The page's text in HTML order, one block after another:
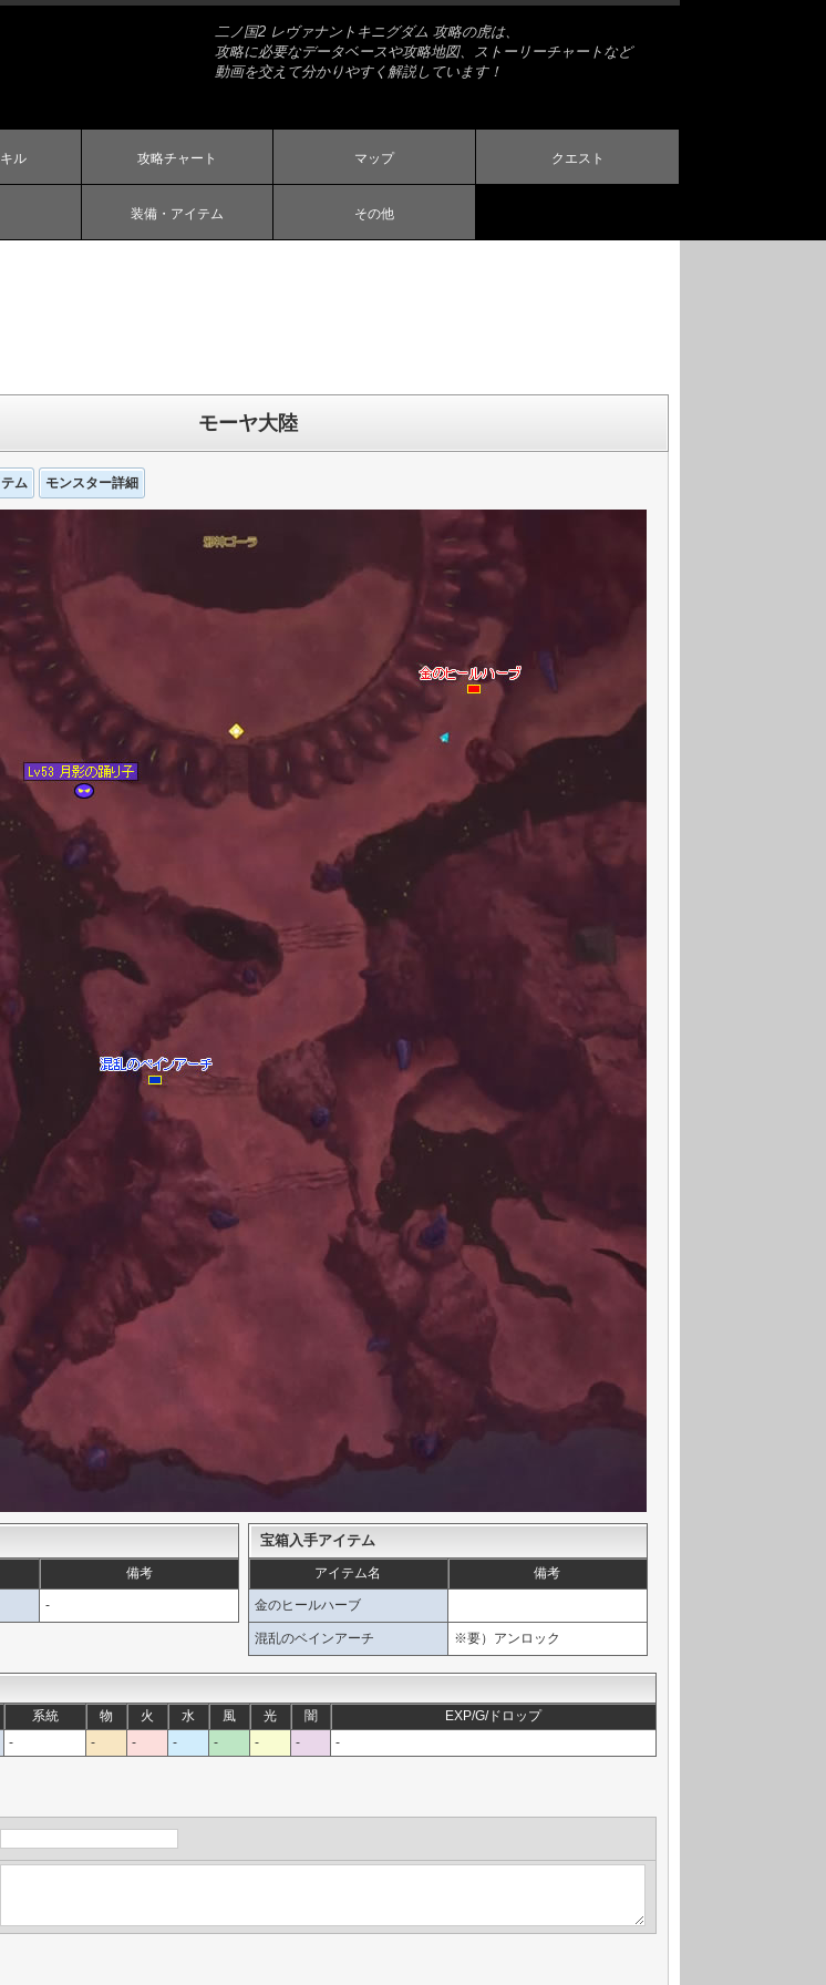
二ノ国2 レヴァナントキニグダム 攻略の虎は、
攻略に必要なデータベースや攻略地図、ストーリーチャートなど
動画を交えて分かりやすく解説しています！
ル 攻略チャート マップ クエスト
装備・アイテム その他
モーヤ大陸
ム モンスター詳細
備考
-
宝箱入手アイテム
アイテム名 備考
金のヒールハーブ
混乱のベインアーチ ※要）アンロック
系統 物 火 水 風 光 闇
EXP/G/ドロップ
- - - - - - - -